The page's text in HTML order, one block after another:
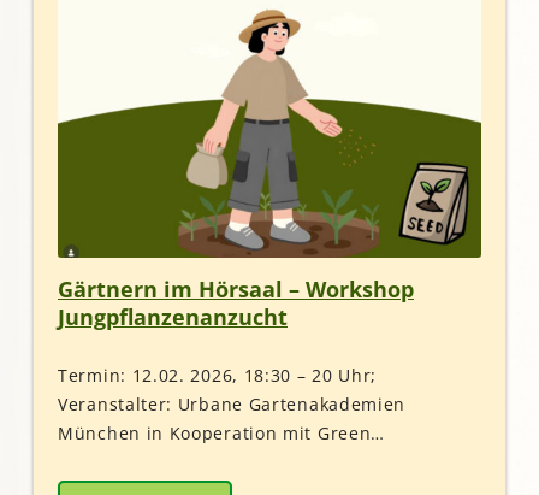
Gärtnern im Hörsaal – Workshop
Jungpflanzenanzucht
Termin: 12.02. 2026, 18:30 – 20 Uhr;
Veranstalter: Urbane Gartenakademien
München in Kooperation mit Green…